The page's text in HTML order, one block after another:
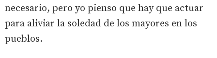
necesario, pero yo pienso que hay que actuar
para aliviar la soledad de los mayores en los
pueblos.